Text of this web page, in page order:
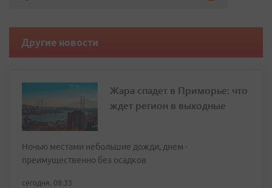
Другие новости
Жара спадет в Приморье: что
ждет регион в выходные
Ночью местами небольшие дожди, днем -
преимущественно без осадков
сегодня, 08:33